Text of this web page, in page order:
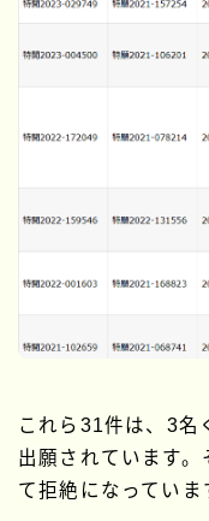
これら31件は、3名
出願されています
て拒絶になっていま